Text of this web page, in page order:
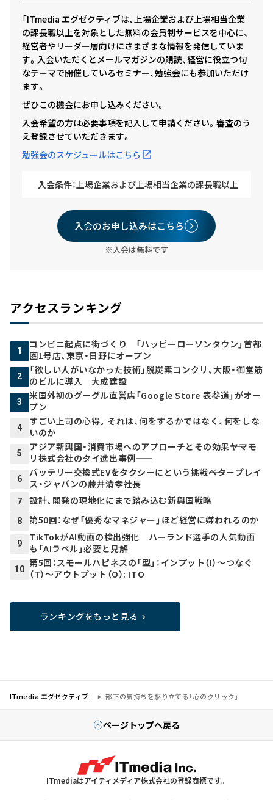
「ITmedia エグゼクティブは、上場企業および上場相当企業
の課長職以上を対象とした無料の会員制サービスを中心に、
経営者やリーダー層向けにさまざまな情報を発信していま
す。入会いただくとメールマガジンの購読、経営に役立つ旬
なテーマで開催しているセミナー、勉強会にも参加いただけ
ます。
ぜひこの機会にお申し込みください。
入会希望の方は必要事項を記入して申請ください。審査のう
え登録させていただきます。
勉強会のスケジュールはこちら
入会条件： 上場企業および上場相当企業の課長職以上
入会のお申し込みはこちら
※入会は無料です
アクセスランキング
1
コンビニ起点に街づくり 「ハッピーローソンタウン」首都
圏1号店、東京・日野にオープン
2
「欲しい人がいなかった技術」脱炭素コンクリ、大阪・御堂筋
のビルに導入 大成建設
3
米国外初のグーグル直営店「Google Store 表参道」がオー
プン
4
すごい上司の心得。それは、何をするかではなく、何をしな
いのか
5
アジア新興国・消費市場へのアプローチとその効果――ヤマモ
リ株式会社のタイ進出事例――
6
バッテリー交換式EVをタクシーにという挑戦――ベタープレイ
ス・ジャパンの藤井清孝社長
7 設計、開発の現地化にまで踏み込む新興国戦略
8 第50回：なぜ「優秀なマネジャー」ほど経営に嫌われるのか
9
TikTokがAI動画の検出強化 ハーランド選手の人気動画
も「AIラベル」必要と見解
10
第5回：スモールハピネスの「型」：インプット（I）～つなぐ
（T）～アウトプット（O）: ITO
ランキングをもっと見る
ITmedia エグゼクティブ 部下の気持ちを駆り立てる「心のクリック」
ページトップへ戻る
ITmediaはアイティメディア株式会社の登録商標です。